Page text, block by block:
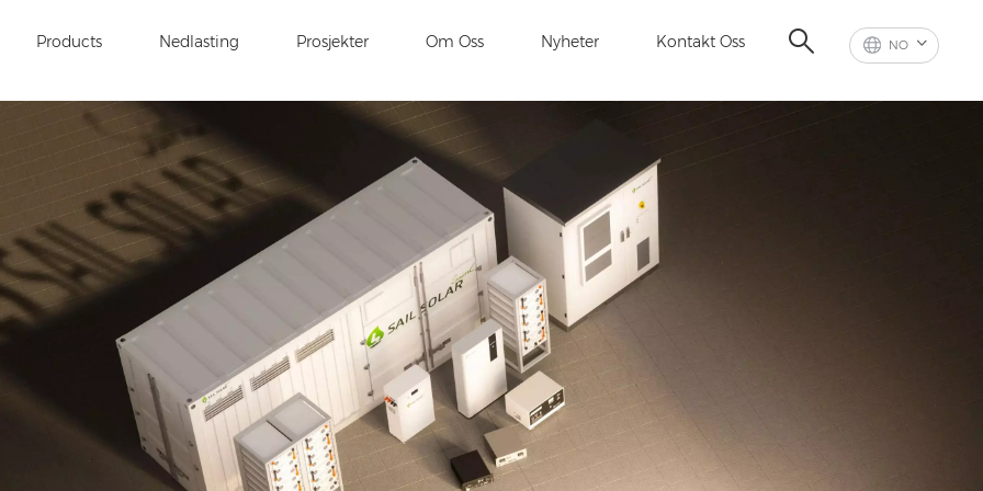
NO
Products Nedlasting Prosjekter Om Oss Nyheter Kontakt Oss